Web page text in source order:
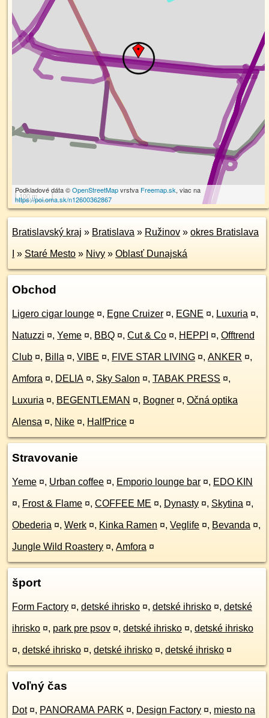
100 m
Podkladové dáta ©OpenStreetMapvrstva Freemap.sk, viac na
https://poi.oma.sk/n12600362867
Bratislavský kraj » Bratislava » Ružinov » okres Bratislava
» Staré Mesto » Nivy » Oblasť Dunajská
Obchod
Ligero cigar lounge ¤, Egne Cruizer ¤, EGNE ¤, Luxuria ¤,
Natuzzi ¤, Yeme ¤, BBQ ¤, Cut & Co ¤, HEPPI ¤, Offtrend
Club ¤, Billa ¤, VIBE ¤, FIVE STAR LIVING ¤, ANKER ¤,
Amfora ¤, DELIA ¤, Sky Salon ¤, TABAK PRESS ¤,
Luxuria ¤, BEGENTLEMAN ¤, Bogner ¤, Očná optika
Alensa ¤, Nike ¤, HalfPrice ¤
Stravovanie
Yeme ¤, Urban coffee ¤, Emporio lounge bar ¤, EDO KIN
¤, Frost & Flame ¤, COFFEE ME ¤, Dynasty ¤, Skytina ¤,
Obederia ¤, Werk ¤, Kinka Ramen ¤, Veglife ¤, Bevanda ¤,
Jungle Wild Roastery ¤, Amfora ¤
šport
Form Factory ¤, detské ihrisko ¤, detské ihrisko ¤, detské
ihrisko ¤, park pre psov ¤, detské ihrisko ¤, detské ihrisko
¤, detské ihrisko ¤, detské ihrisko ¤, detské ihrisko ¤
Voľný čas
Dot ¤, PANORAMA PARK ¤, Design Factory ¤, miesto na